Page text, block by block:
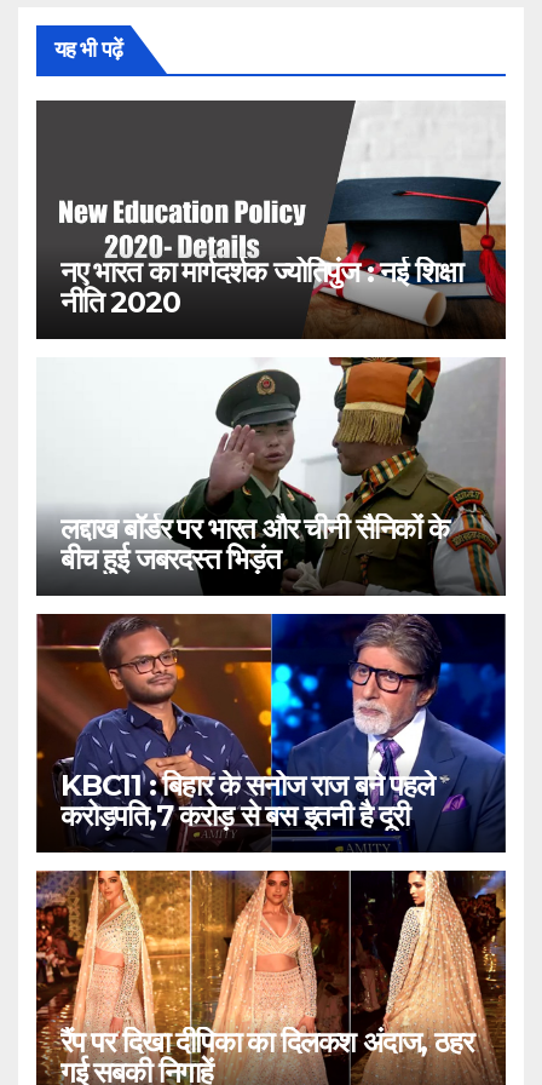
यह भी पढ़ें
नए भारत का मार्गदर्शक ज्योतिपुंज : नई शिक्षा
नीति 2020
लद्दाख बॉर्डर पर भारत और चीनी सैनिकों के
बीच हुई जबरदस्त भिड़ंत
KBC11 : बिहार के सनोज राज बने पहले
करोड़पति,7 करोड़ से बस इतनी है दूरी
रैंप पर दिखा दीपिका का दिलकश अंदाज, ठहर
गई सबकी निगाहें